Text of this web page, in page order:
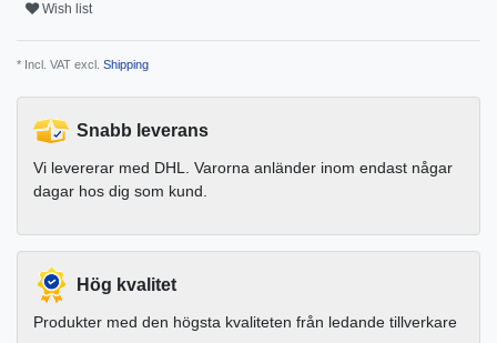
Wish list
* Incl. VAT excl. Shipping
Snabb leverans
Vi levererar med DHL. Varorna anländer inom endast någar
dagar hos dig som kund.
Hög kvalitet
Produkter med den högsta kvaliteten från ledande tillverkare